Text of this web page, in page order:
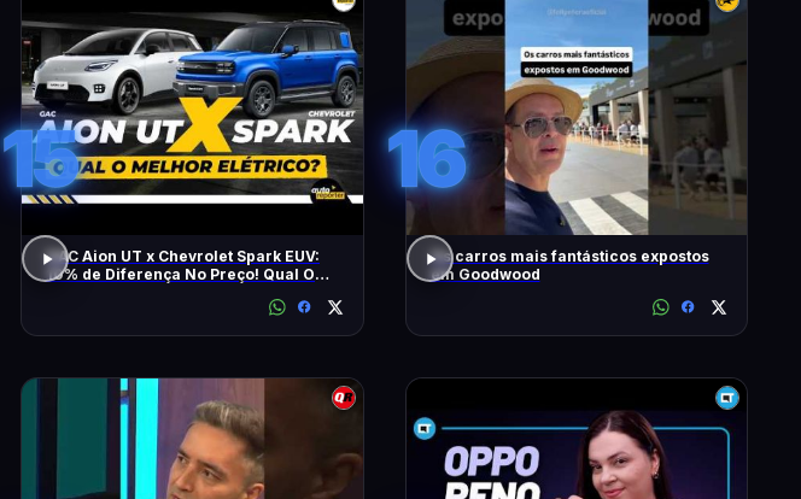
15
GAC Aion UT x Chevrolet Spark EUV:
10% de Diferença No Preço! Qual O
16
Os carros mais fantásticos expostos
em Goodwood